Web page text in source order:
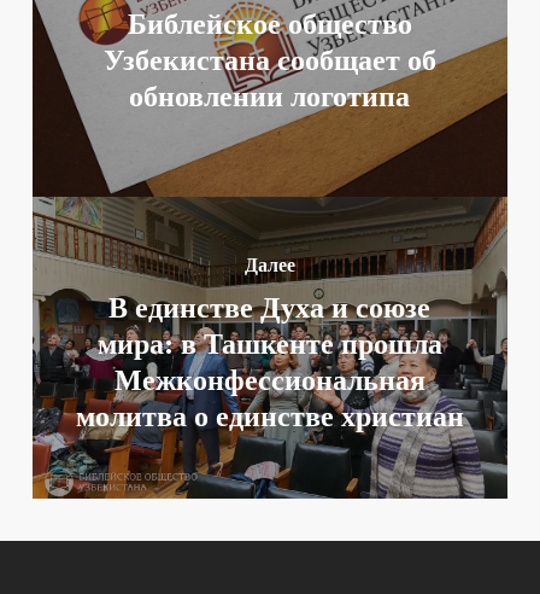
Библейское общество
Узбекистана сообщает об
обновлении логотипа
Далее
В единстве Духа и союзе
мира: в Ташкенте прошла
Межконфессиональная
молитва о единстве христиан